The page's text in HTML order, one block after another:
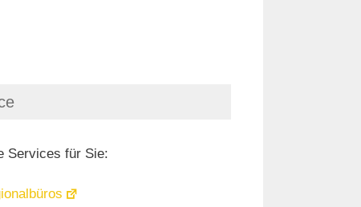
Services für Sie: